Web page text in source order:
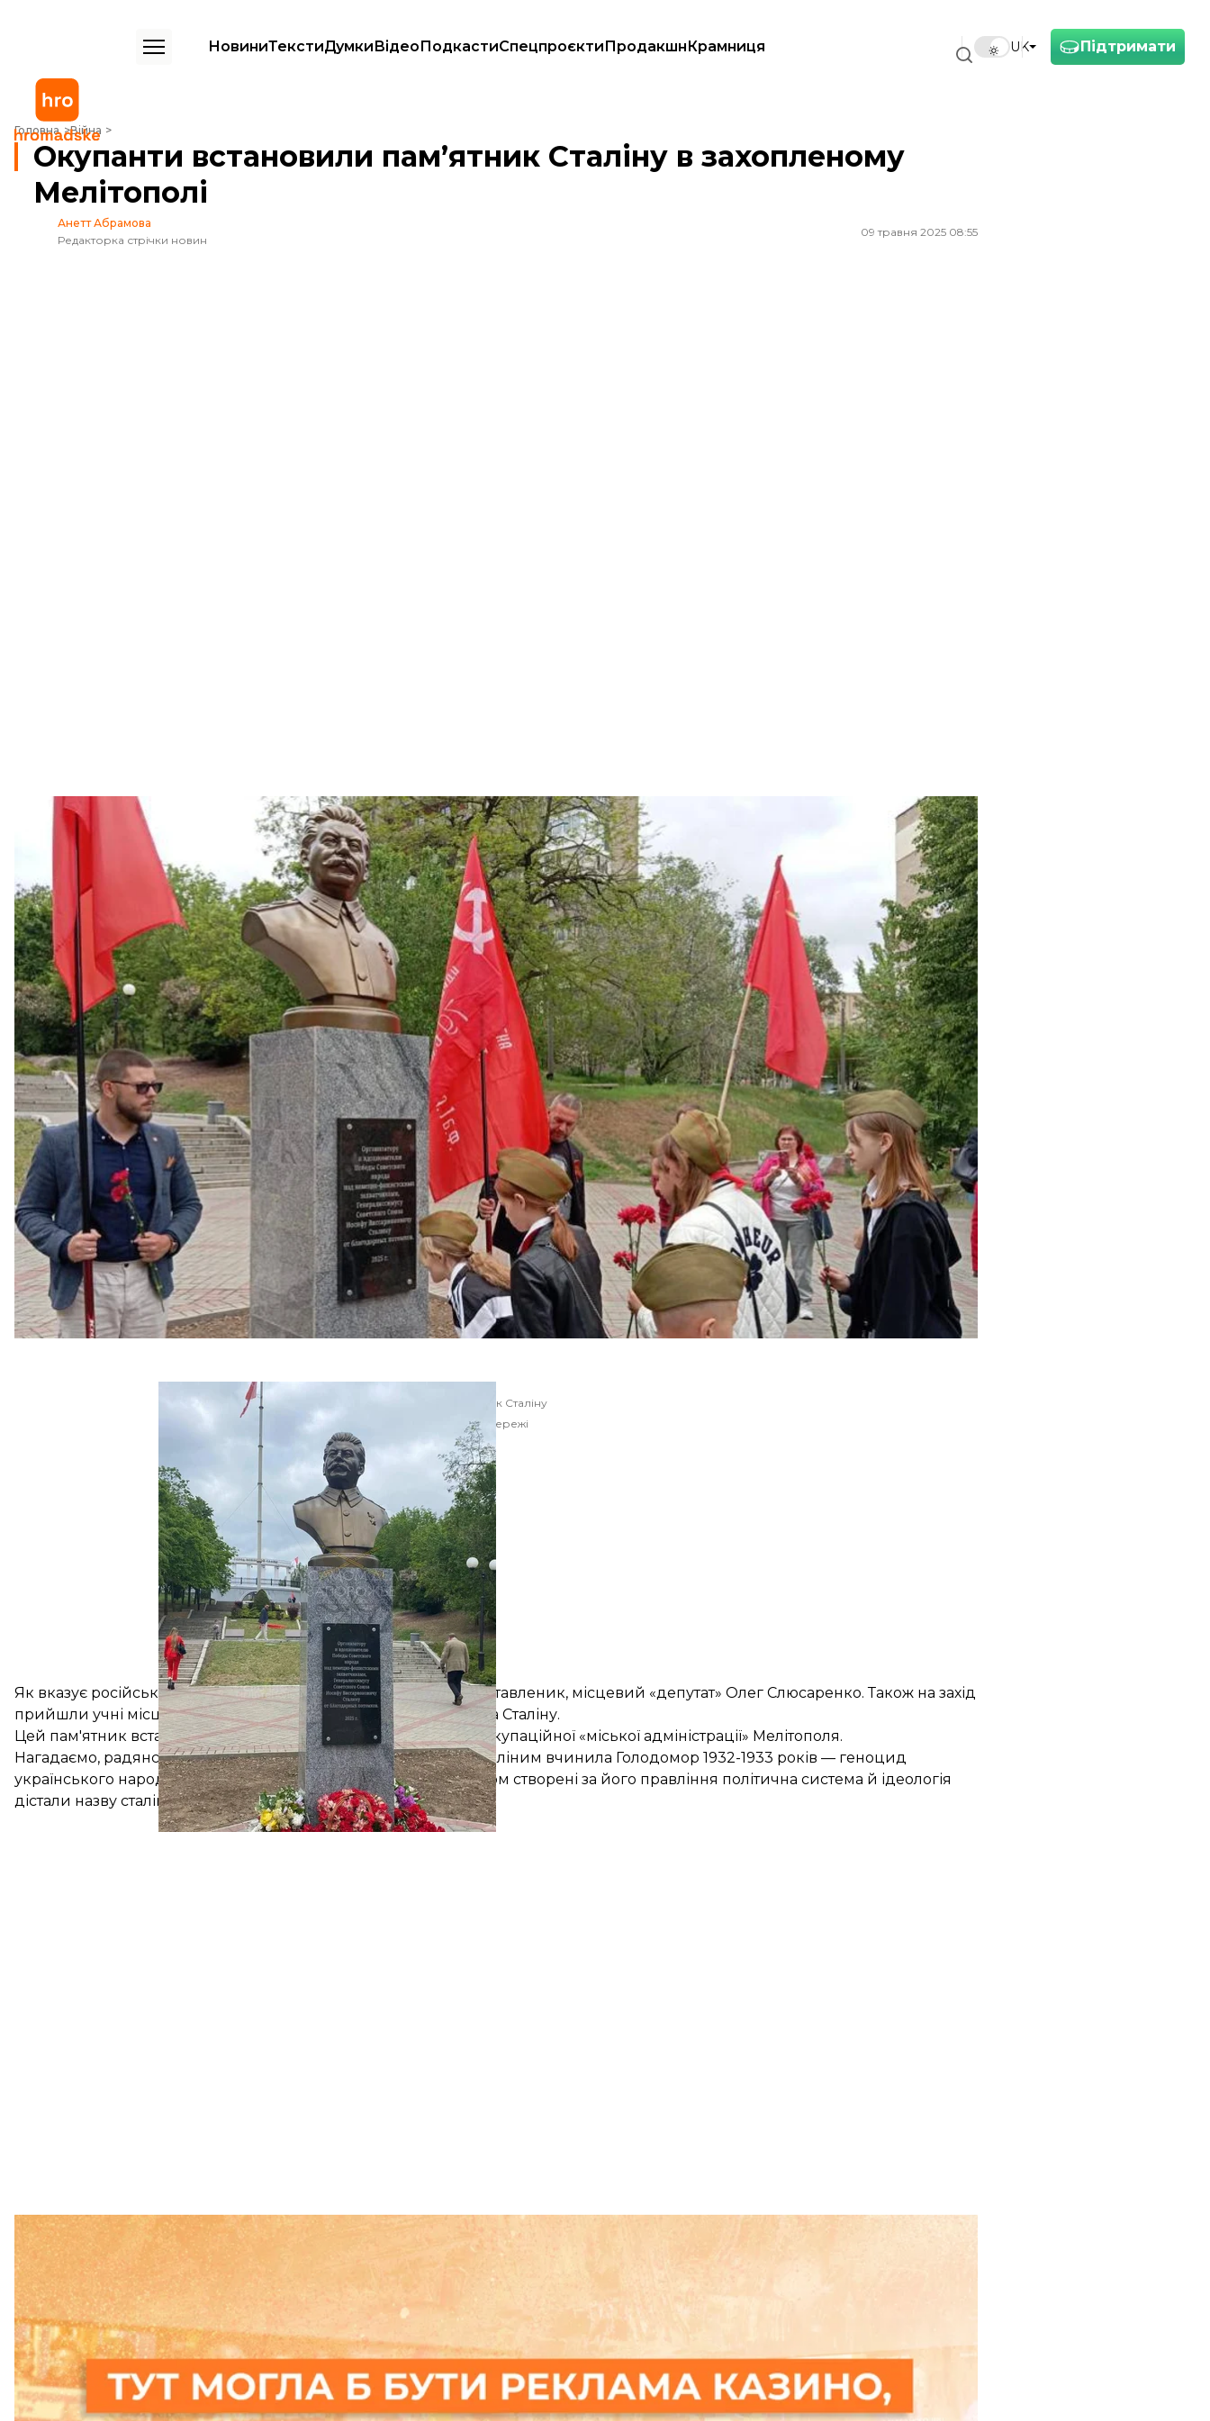
Підтримати
UK
НовиниТекстиДумкиВідеоПодкастиСпецпроєктиПродакшнКрамниця
Головна Війна
Окупанти встановили памʼятник Сталіну в захопленому Мелітополі
Окупанти встановили памʼятник Сталіну в захопленому
Мелітополі
Анетт Абрамова
Редакторка стрічки новин
09 травня 2025 08:55
Пам'ятник Йосипу Сталіну в окупованому росією Мелітополі
Комуністична партія рф
російські окупанти до Дня перемоги встановили памʼятник Йосипу Сталіну в захопленому Мелітополі Запорізької області.
Про це написали місцеві ресурси, а також Комуністична партія рф.
На памʼятнику є табличка з підписом:«Організатору та натхненнику перемоги радянського народу над німецько-
фашистськими загарбниками, генералісимусу Радянського Союзу Йосипу Віссаріоновичу Сталіну від вдячних нащадків».
Пам’ятник Сталіну
Соцмережі
Як вказує російська партія, на відкритті виступив російський ставленик, місцевий «депутат» Олег Слюсаренко. Також на захід
прийшли учні місцевої школи, які поклали квіти до памʼятника Сталіну.
Цей пам'ятник встановили після погодження представників окупаційної «міської адміністрації» Мелітополя.
Нагадаємо, радянська влада на чолі з диктатором Йосипом Сталіним вчинила Голодомор 1932-1933 років — геноцид
українського народу, що забрав життя мільйонів людей. Загалом створені за його правління політична система й ідеологія
дістали назву сталінізм.
Підтримати
читайте також:
росіяни дали концерт «Пісні перемоги» в самому центрі Відня. Туди прийшли протестувати українці
Більше про: пропаганда День перемоги російська пропаганда окуповані території Запорізька область Мелітополь йосип сталін
російсько-українська війна